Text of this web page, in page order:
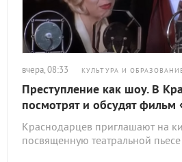
вчера, 08:33 КУЛЬТУРА И
Преступление как шоу. В
посмотрят и обсудят фильм
Краснодарцев приглашают на
посвященную театральной